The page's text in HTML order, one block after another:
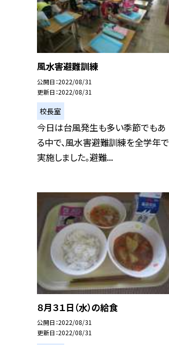
風水害避難訓練
公開日 2022/08/31
更新日 2022/08/31
校長室
今日は台風発生も多い季節でもあ
る中で、風水害避難訓練を全学年で
実施しました。避難...
８月３１日（水）の給食
公開日 2022/08/31
更新日 2022/08/31